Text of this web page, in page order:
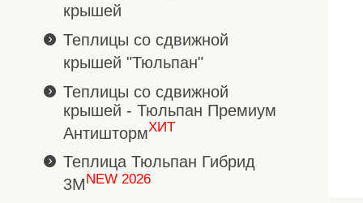
крышей
Теплицы со сдвижной
крышей "Тюльпан"
Теплицы со сдвижной
крышей - Тюльпан Премиум
АнтиштормХИТ
Теплица Тюльпан Гибрид
3М NEW 2026